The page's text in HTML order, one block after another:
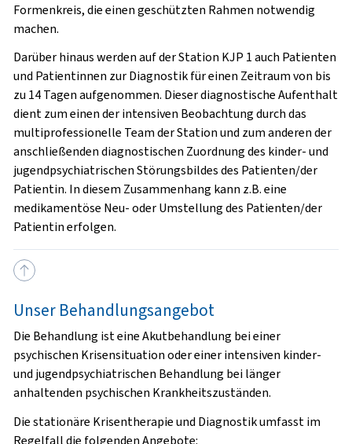
Formenkreis, die einen geschützten Rahmen notwendig
machen.
Darüber hinaus werden auf der Station KJP 1 auch Patienten
und Patientinnen zur Diagnostik für einen Zeitraum von bis
zu 14 Tagen aufgenommen. Dieser diagnostische Aufenthalt
dient zum einen der intensiven Beobachtung durch das
multiprofessionelle Team der Station und zum anderen der
anschließenden diagnostischen Zuordnung des kinder- und
jugendpsychiatrischen Störungsbildes des Patienten/der
Patientin. In diesem Zusammenhang kann z.B. eine
medikamentöse Neu- oder Umstellung des Patienten/der
Patientin erfolgen.
Unser Behandlungsangebot
Die Behandlung ist eine Akutbehandlung bei einer
psychischen Krisensituation oder einer intensiven kinder-
und jugendpsychiatrischen Behandlung bei länger
anhaltenden psychischen Krankheitszuständen.
Die stationäre Krisentherapie und Diagnostik umfasst im
Regelfall die folgenden Angebote: